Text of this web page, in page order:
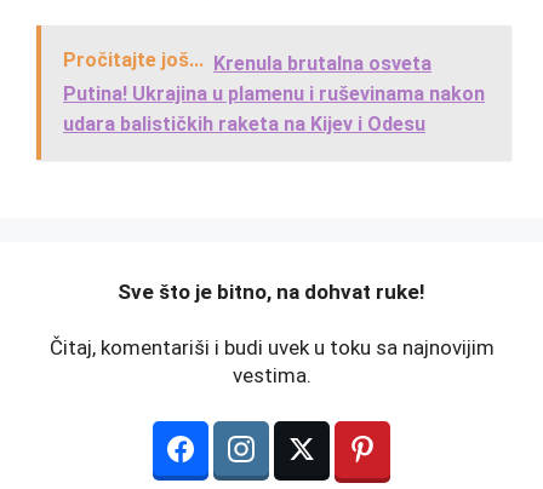
Pročitajte još... Krenula brutalna osveta
Putina! Ukrajina u plamenu i ruševinama nakon
udara balističkih raketa na Kijev i Odesu
️Sve što je bitno, na dohvat ruke!
Čitaj, komentariši i budi uvek u toku sa najnovijim
vestima.